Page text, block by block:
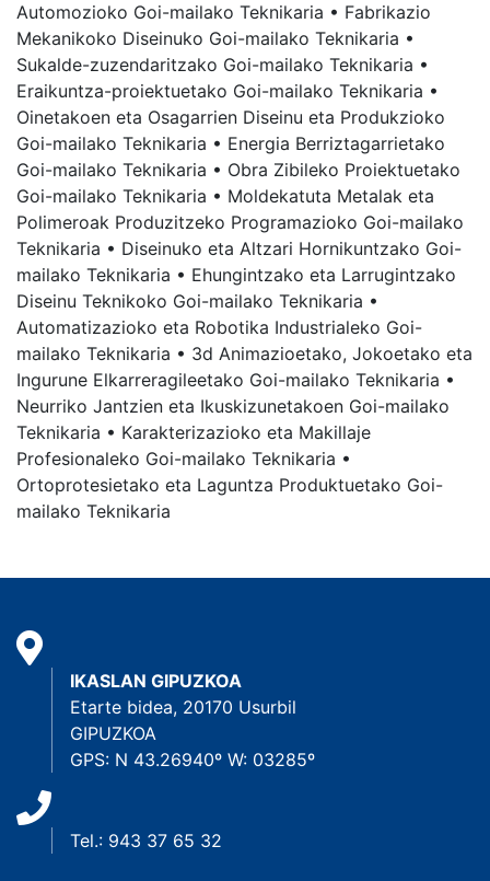
Automozioko Goi-mailako Teknikaria • Fabrikazio
Mekanikoko Diseinuko Goi-mailako Teknikaria •
Sukalde-zuzendaritzako Goi-mailako Teknikaria •
Eraikuntza-proiektuetako Goi-mailako Teknikaria •
Oinetakoen eta Osagarrien Diseinu eta Produkzioko
Goi-mailako Teknikaria • Energia Berriztagarrietako
Goi-mailako Teknikaria • Obra Zibileko Proiektuetako
Goi-mailako Teknikaria • Moldekatuta Metalak eta
Polimeroak Produzitzeko Programazioko Goi-mailako
Teknikaria • Diseinuko eta Altzari Hornikuntzako Goi-
mailako Teknikaria • Ehungintzako eta Larrugintzako
Diseinu Teknikoko Goi-mailako Teknikaria •
Automatizazioko eta Robotika Industrialeko Goi-
mailako Teknikaria • 3d Animazioetako, Jokoetako eta
Ingurune Elkarreragileetako Goi-mailako Teknikaria •
Neurriko Jantzien eta Ikuskizunetakoen Goi-mailako
Teknikaria • Karakterizazioko eta Makillaje
Profesionaleko Goi-mailako Teknikaria •
Ortoprotesietako eta Laguntza Produktuetako Goi-
mailako Teknikaria
IKASLAN GIPUZKOA
Etarte bidea, 20170 Usurbil
GIPUZKOA
GPS: N 43.26940º W: 03285º
Tel.: 943 37 65 32